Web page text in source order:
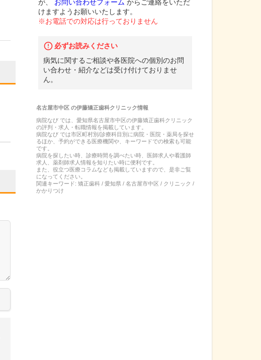
が、
お問い合わせフォーム からご連絡をいただ
けますようお願いいたします。
※お電話での対応は行っておりません
必ずお読みください
病気に関するご相談や各医院への個別のお問
い合わせ・紹介などは受け付けておりませ
ん。
名古屋市中区の伊藤矯正歯科クリニック情報
病院なび では、 愛知県名古屋市中区の伊藤矯正歯科クリニック
の評判・求人・転職情報を掲載しています。
病院なび では市区町村別/診療科目別に病院・医院・薬局を探せ
るほか、予約ができる医療機関や、キーワードでの検索も可能
です。
病院を探したい時、診療時間を調べたい時、医師求人や看護師
求人、薬剤師求人情報を知りたい時に便利です。
また、役立つ医療コラムなども掲載していますので、是非ご覧
になってください。
関連キーワード: 矯正歯科 / 愛知県 / 名古屋市中区 / クリニック /
かかりつけ